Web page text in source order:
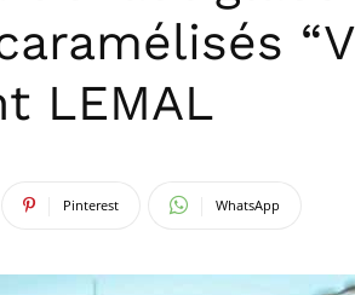
LEMAL
Pinterest WhatsApp